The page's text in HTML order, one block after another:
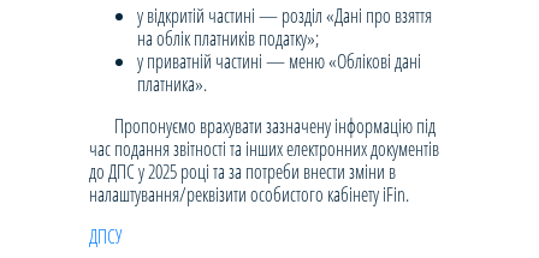
у відкритій частині — розділ «Дані про взяття
на облік платників податку»;
у приватній частині — меню «Облікові дані
платника».
Пропонуємо врахувати зазначену інформацію під
час подання звітності та інших електронних документів
до ДПС у 2025 році та за потреби внести зміни в
налаштування/реквізити особистого кабінету iFin.
ДПСУ